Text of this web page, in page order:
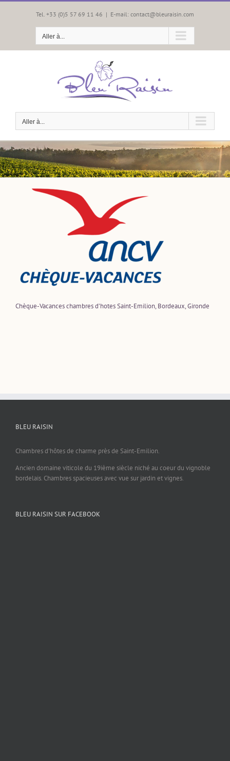
Passer
Tel. +33 (0)5 57 69 11 46 | E-mail: contact@bleuraisin.com
Aller à...
Aller à...
Chèque-Vacances chambres d’hotes Saint-Emilion, Bordeaux, Gironde
BLEU RAISIN
Chambres d'hôtes de charme près de Saint-Emilion.
Ancien domaine viticole du 19ième siècle niché au coeur du vignoble
bordelais. Chambres spacieuses avec vue sur jardin et vignes.
BLEU RAISIN SUR FACEBOOK